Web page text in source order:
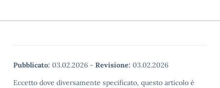
Pubblicato: 03.02.2026 - Revisione: 03.02.2026
Eccetto dove diversamente specificato, questo articolo è